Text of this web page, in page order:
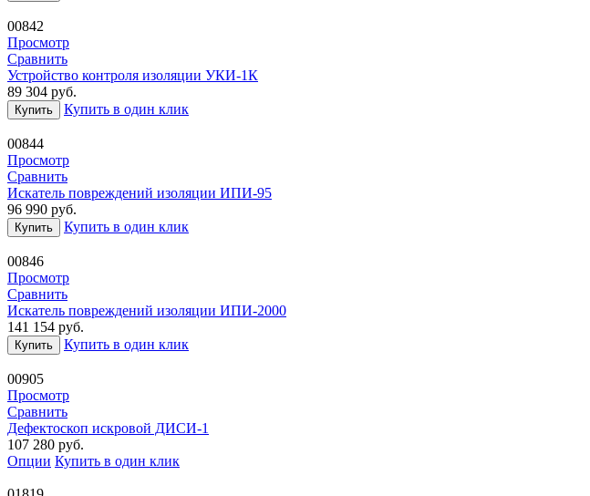
00842
Просмотр
Сравнить
Устройство контроля изоляции УКИ-1К
89 304 руб.
Купить Купить в один клик
00844
Просмотр
Сравнить
Искатель повреждений изоляции ИПИ-95
96 990 руб.
Купить Купить в один клик
00846
Просмотр
Сравнить
Искатель повреждений изоляции ИПИ-2000
141 154 руб.
Купить Купить в один клик
00905
Просмотр
Сравнить
Дефектоскоп искровой ДИСИ-1
107 280 руб.
Опции Купить в один клик